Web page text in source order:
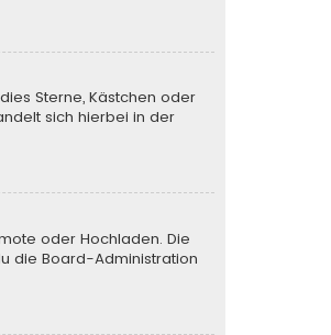
Sterne, Kästchen oder
sich hierbei in der
oder Hochladen. Die
die Board-Administration